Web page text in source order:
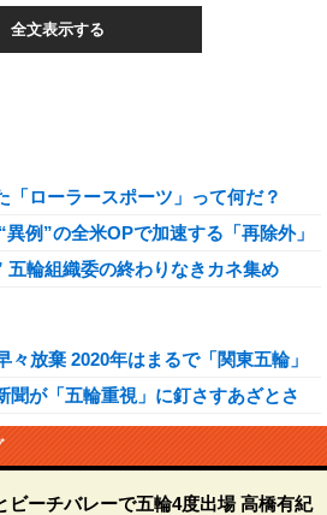
全文表示する
「ローラースポーツ」って何だ？
例”の全米OPで加速する「再除外」
五輪組織委の終わりなきカネ集め
放棄 2020年はまるで「関東五輪」
聞が「五輪重視」に釘さすあざとさ
ビーチバレーで五輪4度出場 高橋有紀